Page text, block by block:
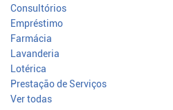
Consultórios
Empréstimo
Farmácia
Lavanderia
Lotérica
Prestação de Serviços
Ver todas